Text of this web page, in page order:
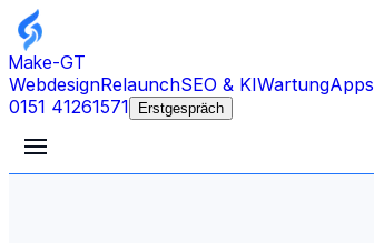
Make-GT
WebdesignRelaunchSEO & KIWartungApps
0151 41261571
Erstgespräch